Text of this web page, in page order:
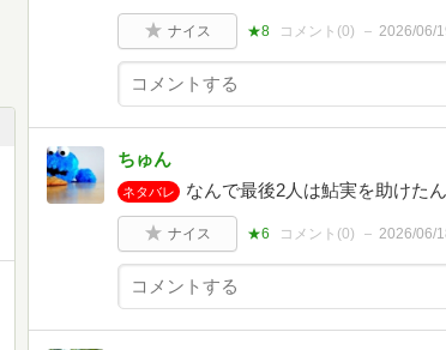
ナイス ★8 コメント(0) 2026/06/
ちゅん
ネタバレ なんで最後2人は鮎実を助けた
ナイス ★6 コメント(0) 2026/06/